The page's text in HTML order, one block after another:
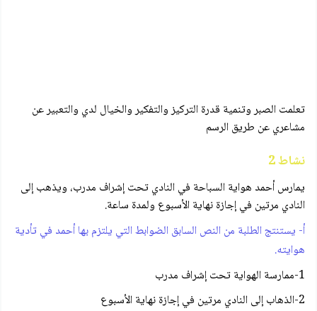
تعلمت الصبر وتنمية قدرة التركيز والتفكير والخيال لدي والتعبير عن
مشاعري عن طريق الرسم
نشاط 2
يمارس أحمد هواية السباحة في النادي تحت إشراف مدرب، ويذهب إلى
النادي مرتين في إجازة نهاية الأسبوع ولمدة ساعة.
أ- يستنتج الطلبة من النص السابق الضوابط التي يلتزم بها أحمد في تأدية
هوايته.
1-ممارسة الهواية تحت إشراف مدرب
2-الذهاب إلى النادي مرتين في إجازة نهاية الأسبوع